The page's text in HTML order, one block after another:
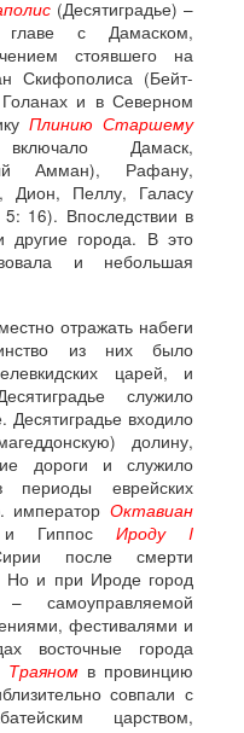
(Десятиградье) –
главе с Дамаском,
стоявшего на
Скифополиса (Бейт-
и в Северном
Плинию Старшему
Дамаск,
Амман), Рафану,
Дион, Пеллу, Галасу
16). Впоследствии в
другие города. В это
и небольшая
отражать набеги
из них было
царей, и
служило
Десятиградье входило
долину,
дороги и служило
еврейских
император Октавиан
и Гиппос Ироду I
после смерти
Но и при Ироде город
самоуправляемой
фестивалями и
восточные города
Траяномв провинцию
совпали с
царством,